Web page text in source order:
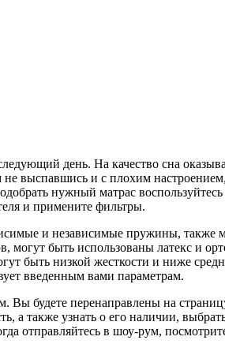
день. На качество сна
выспавшись и с плохим
нужный матрас
и примените фильтры.
и независимые пружины, также
могут быть использованы латекс и
быть низкой жесткости и ниже
введенным вами параметрам.
будете перенаправлены на
а также узнать о его наличии,
отправляйтесь в шоу-рум,